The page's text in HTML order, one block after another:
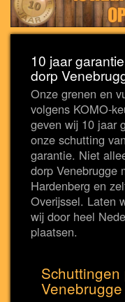
10 jaar
dorp
Onze grenen en
volgens KOMO-
geven wij 10 jaar
onze schutting
garantie. Niet
dorp Venebrugge
Hardenberg en
Overijssel. Laten
wij door heel
plaatsen.
Venebrugge